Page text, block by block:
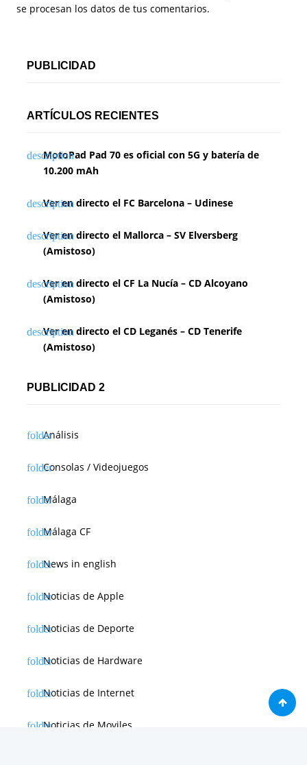
se procesan los datos de tus comentarios.
PUBLICIDAD
ARTÍCULOS RECIENTES
MotoPad Pad 70 es oficial con 5G y batería de
10.200 mAh
Ver en directo el FC Barcelona – Udinese
Ver en directo el Mallorca – SV Elversberg
(Amistoso)
Ver en directo el CF La Nucía – CD Alcoyano
(Amistoso)
Ver en directo el CD Leganés – CD Tenerife
(Amistoso)
PUBLICIDAD 2
Análisis
Consolas / Videojuegos
Málaga
Málaga CF
News in english
Noticias de Apple
Noticias de Deporte
Noticias de Hardware
Noticias de Internet
Noticias de Moviles